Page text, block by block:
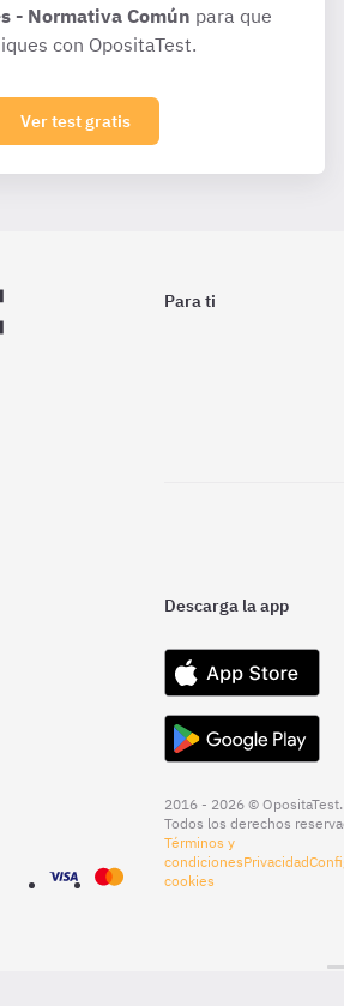
- Normativa Común para que
con OpositaTest.
Ver test gratis
Para ti
Descarga la app
2016 - 2026 © OpositaTest.
Todos los derechos
Términos y
condicionesPrivacidad
cookies